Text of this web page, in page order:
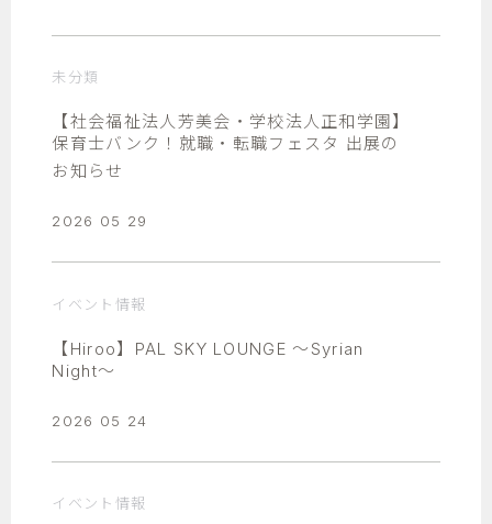
未分類
【社会福祉法人芳美会・学校法人正和学園】
保育士バンク！就職・転職フェスタ 出展の
お知らせ
2026 05 29
イベント情報
【Hiroo】PAL SKY LOUNGE ～Syrian
Night～
2026 05 24
イベント情報